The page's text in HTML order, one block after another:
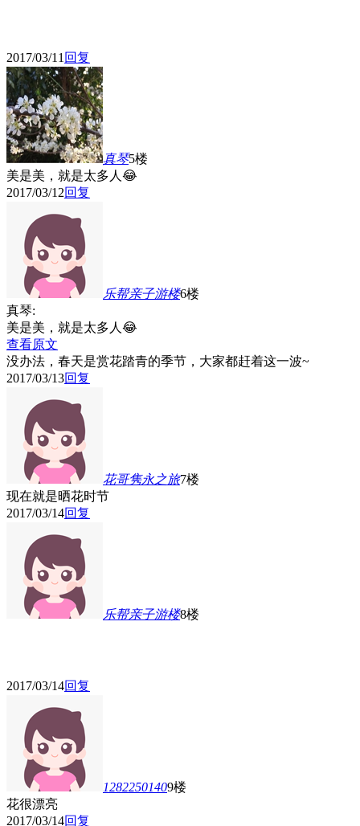
2017/03/11回复
真琴5楼
美是美，就是太多人😂
2017/03/12回复
乐帮亲子游楼6楼
真琴:
美是美，就是太多人😂
查看原文
没办法，春天是赏花踏青的季节，大家都赶着这一波~
2017/03/13回复
花哥隽永之旅7楼
现在就是晒花时节
2017/03/14回复
乐帮亲子游楼8楼
2017/03/14回复
12822501409楼
花很漂亮
2017/03/14回复